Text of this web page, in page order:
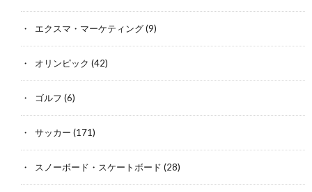
エクスマ・マーケティング(9)
オリンピック (42)
ゴルフ (6)
サッカー (171)
スノーボード・スケートボード (28)